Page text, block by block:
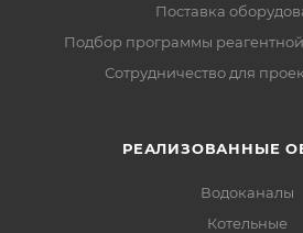
Поставка
Подбор программы
Сотрудничество для
РЕАЛИЗОВАННЫЕ
Водоканалы
Котельные